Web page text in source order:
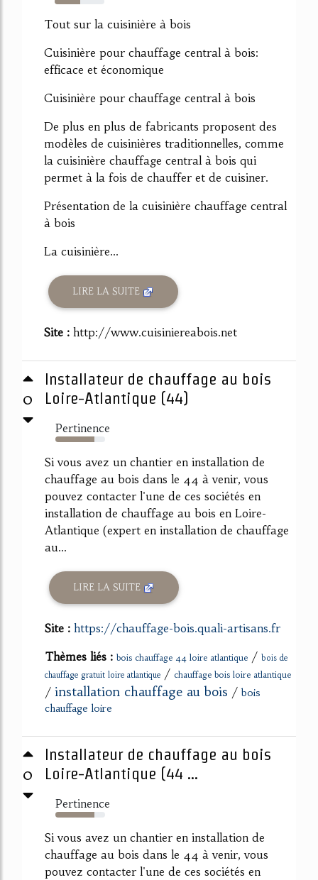
52%
Tout sur la cuisinière à bois
Cuisinière pour chauffage central à bois:
efficace et économique
Cuisinière pour chauffage central à bois
De plus en plus de fabricants proposent des
modèles de cuisinières traditionnelles, comme
la cuisinière chauffage central à bois qui
permet à la fois de chauffer et de cuisiner.
Présentation de la cuisinière chauffage central
à bois
La cuisinière...
LIRE LA SUITE
Site : http://www.cuisiniereabois.net
0
Installateur de chauffage au bois
Loire-Atlantique (44)
Pertinence
78%
Si vous avez un chantier en installation de
chauffage au bois dans le 44 à venir, vous
pouvez contacter l'une de ces sociétés en
installation de chauffage au bois en Loire-
Atlantique (expert en installation de chauffage
au...
LIRE LA SUITE
Site : https://chauffage-bois.quali-artisans.fr
Thèmes liés : bois chauffage 44 loire atlantique / bois de
chauffage gratuit loire atlantique / chauffage bois loire atlantique
/ installation chauffage au bois / bois
chauffage loire
0
Installateur de chauffage au bois
Loire-Atlantique (44 ...
Pertinence
78%
Si vous avez un chantier en installation de
chauffage au bois dans le 44 à venir, vous
pouvez contacter l'une de ces sociétés en